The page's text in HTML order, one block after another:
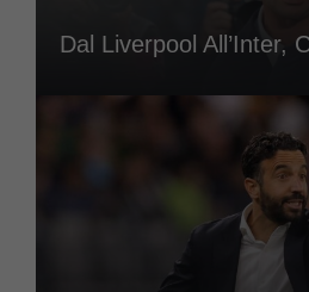
Dal Liverpool All’Inter,